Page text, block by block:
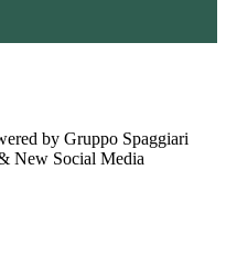
by Gruppo Spaggiari
New Social Media